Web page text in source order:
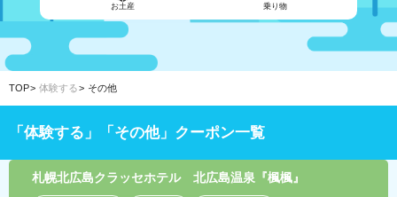
お土産 乗り物
TOP 体験する その他
「体験する」「その他」クーポン一覧
札幌北広島クラッセホテル 北広島温泉『楓楓』